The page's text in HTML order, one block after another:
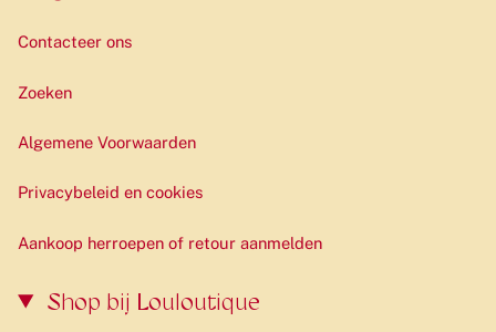
Contacteer ons
Zoeken
Algemene Voorwaarden
Privacybeleid en cookies
Aankoop herroepen of retour aanmelden
Shop bij Louloutique